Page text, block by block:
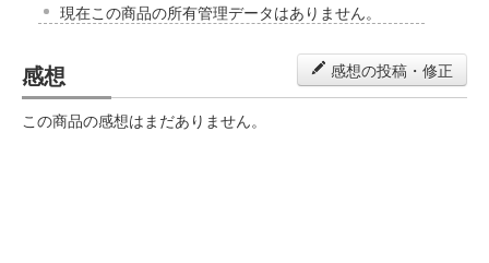
現在この商品の所有管理データはありません。
感想 感想の投稿・修正
この商品の感想はまだありません。